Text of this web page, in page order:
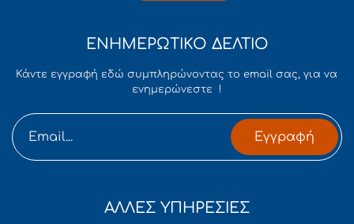
ΕΝΗΜΕΡΩΤΙΚΟ ΔΕΛΤΙΟ
Κάντε εγγραφή εδώ συμπληρώνοντας το email σας, για να
ενημερώνεστε !
Εγγραφή
ΑΛΛΕΣ ΥΠΗΡΕΣΙΕΣ